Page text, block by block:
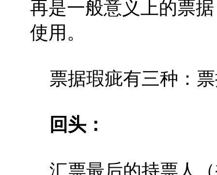
再是一般意义上的票
使用。
票据瑕疵有三种：
回头：
汇票最后的持票人